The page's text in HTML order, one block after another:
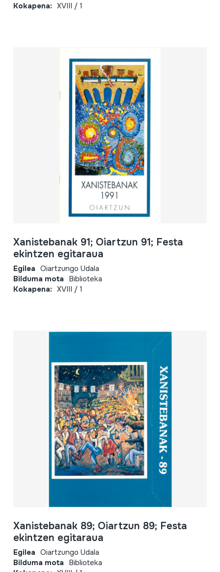
Kokapena: XVIII / 1
Xanistebanak 91; Oiartzun 91; Festa
ekintzen egitaraua
Egilea Oiartzungo Udala
Bilduma mota Biblioteka
Kokapena: XVIII / 1
Xanistebanak 89; Oiartzun 89; Festa
ekintzen egitaraua
Egilea Oiartzungo Udala
Bilduma mota Biblioteka